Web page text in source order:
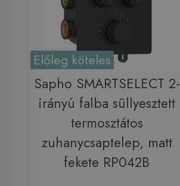
Előleg köteles
Sapho SMARTSELECT 2-
irányú falba süllyesztett
termosztátos
zuhanycsaptelep, matt
fekete RP042B